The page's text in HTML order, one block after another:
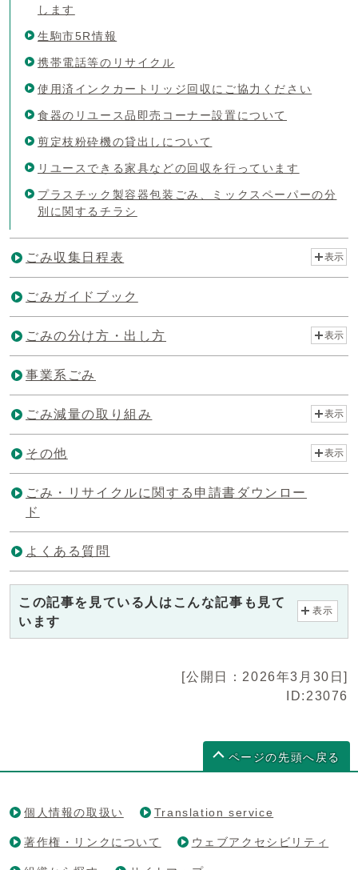
します
生駒市5R情報
携帯電話等のリサイクル
使用済インクカートリッジ回収にご協力ください
食器のリユース品即売コーナー設置について
剪定枝粉砕機の貸出しについて
リユースできる家具などの回収を行っています
プラスチック製容器包装ごみ、ミックスペーパーの分
別に関するチラシ
ごみ収集日程表 表示
ごみガイドブック
ごみの分け方・出し方 表示
事業系ごみ
ごみ減量の取り組み 表示
その他 表示
ごみ・リサイクルに関する申請書ダウンロー
ド
よくある質問
この記事を見ている人はこんな記事も見て
います
表示
[公開日：2026年3月30日]
ID:23076
ページの先頭へ戻る
個人情報の取扱い Translation service
著作権・リンクについて ウェブアクセシビリティ